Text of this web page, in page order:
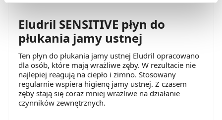
zgodami”.
Możesz również kliknąć „ Zaakceptuj niezbędne
będzie oznaczało, że nie wyrażasz zgody na
pozyskiwanie od Ciebie danych, które nie są niezbędne
dla funkcjonowania Strony. Będzie się to jednak wiązało
z brakiem dostępu do wszystkich funkcjonalności
Strony.
Eludril SENSITIVE płyn do
płukania jamy ustnej
Ten płyn do płukania jamy ustnej Eludril opracowano
dla osób, które mają wrażliwe zęby. W rezultacie nie
najlepiej reagują na ciepło i zimno. Stosowany
regularnie wspiera higienę jamy ustnej. Z czasem
zęby stają się coraz mniej wrażliwe na działanie
czynników zewnętrznych.